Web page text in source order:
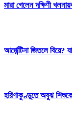
মারা গেলেন দক্ষিণী
আর্জেন্টিনা জিতলে বিয়ে?
হরিণাকুণ্ডুতে অবুঝ শিশুকে